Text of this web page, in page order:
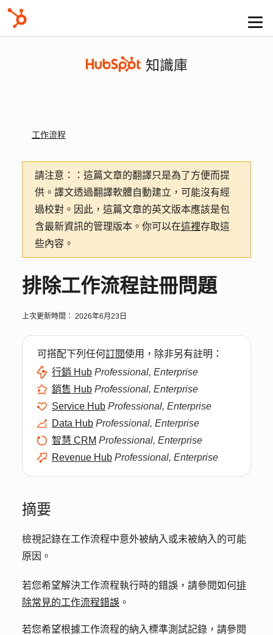
知識庫
工作流程
請注意：
：這篇文章的翻譯只是為了方便而提
供。譯文透過翻譯軟體自動建立，可能沒有經
過校對。因此，這篇文章的英文版本應該是包
含最新資訊的管理版本。你可以在這裡存取這
些內容。
排除工作流程註冊問題
上次更新時間： 2026年6月23日
可搭配下列任何訂閱使用，除非另有註明：
行銷 Hub Professional, Enterprise
銷售 Hub Professional, Enterprise
Service Hub Professional, Enterprise
Data Hub Professional, Enterprise
智慧 CRM Professional, Enterprise
Revenue Hub Professional, Enterprise
摘要
檢視記錄在工作流程中意外被納入或未被納入的可能
原因。
若您希望解決工作流程執行時的錯誤，請參閱如何排
除常見的工作流程錯誤 。
若您希望根據工作流程的納入標準測試記錄，請參閱